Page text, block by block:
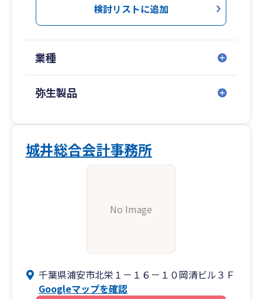
検討リストに追加
業種
弥生製品
城井総合会計事務所
No Image
千葉県浦安市北栄１－１６－１０岡清ビル３Ｆ
Googleマップを確認